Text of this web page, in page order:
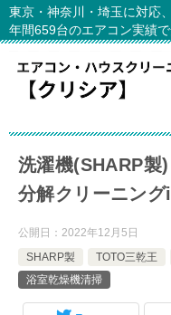
東京・神奈川・埼玉に対応、
年間659台のエアコン実績
洗濯機(SHARP製
分解クリーニング
公開日： 2022年12月5日
SHARP製
TOTO三乾王
浴室乾燥機清掃